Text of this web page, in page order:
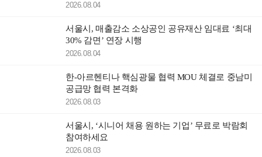
2026.08.04
서울시, 매출감소 소상공인 공유재산 임대료 ‘최대
30% 감면’ 연장 시행
2026.08.04
한-아르헨티나 핵심광물 협력 MOU 체결로 중남미
공급망 협력 본격화
2026.08.03
서울시, ‘시니어 채용 원하는 기업’ 무료로 박람회
참여하세요
2026.08.03